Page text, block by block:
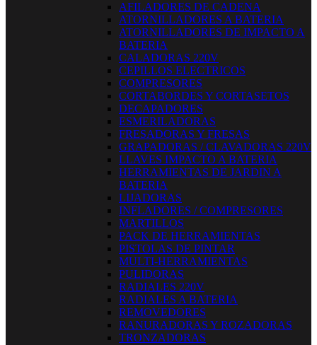
AFILADORES DE CADENA
ATORNILLADORES A BATERIA
ATORNILLADORES DE IMPACTO A
BATERIA
CALADORAS 220V
CEPILLOS ELECTRICOS
COMPRESORES
CORTABORDES Y CORTASETOS
DECAPADORES
ESMERILADORAS
FRESADORAS Y FRESAS
GRAPADORAS / CLAVADORAS 220V
LLAVES IMPACTO A BATERIA
HERRAMIENTAS DE JARDIN A
BATERIA
LIJADORAS
INFLADORES / COMPRESORES
MARTILLOS
PACK DE HERRAMIENTAS
PISTOLAS DE PINTAR
MULTI-HERRAMIENTAS
PULIDORAS
RADIALES 220V
RADIALES A BATERIA
REMOVEDORES
RANURADORAS Y ROZADORAS
TRONZADORAS